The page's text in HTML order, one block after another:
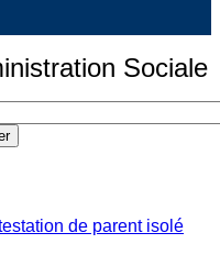
Sociale
de parent isolé